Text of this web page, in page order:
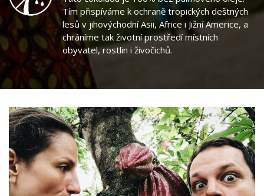
Tím přispíváme k ochraně tropických deštných
lesů v jihovýchodní Asii, Africe i Jižní Americe, a
chráníme tak životní prostředí místních
obyvatel, rostlin i živočichů.